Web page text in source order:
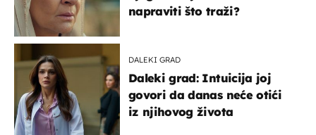
napraviti što traži?
DALEKI GRAD
Daleki grad: Intuicija joj
govori da danas neće otići
iz njihovog života